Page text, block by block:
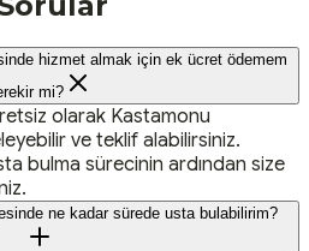
hizmet almak için ek ücret ödemem
mi?
olarak Kastamonu
ve teklif alabilirsiniz.
bulma sürecinin ardından size
ne kadar sürede usta bulabilirim?